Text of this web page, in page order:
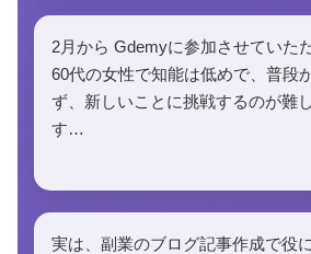
2月から Gdemyに参加させていた
60代の女性で知能は低めで、普段
ず、新しいことに挑戦するのが難
す…
実は、副業のブログ記事作成で役